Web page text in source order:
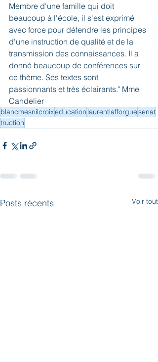
Membre d'une famille qui doit
beaucoup à l'école, il s'est exprimé
avec force pour défendre les principes
d'une instruction de qualité et de la
transmission des connaissances. Il a
donné beaucoup de conférences sur
ce thème. Ses textes sont
passionnants et très éclairants." Mme
Candelier
blancmesnilcroixeducation laurentlafforguesenat
truction
Posts récents Voir tout